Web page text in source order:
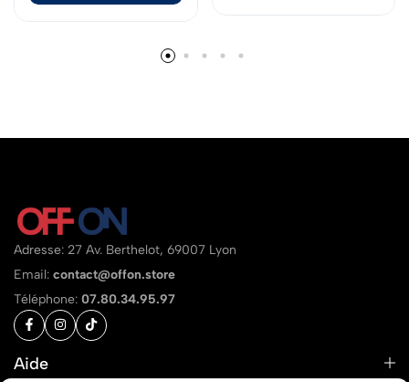
Adresse: 27 Av. Berthelot, 69007 Lyon
Email: contact@offon.store
Téléphone: 07.80.34.95.97
Aide